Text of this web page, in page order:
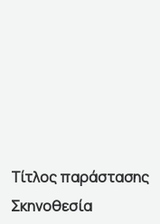
Τίτλος παράστασης
Σκηνοθεσία